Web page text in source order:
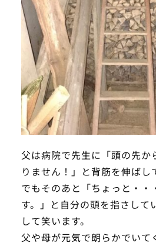
父は病院で先生に「頭の先か
りません！」と背筋を伸ばし
でもそのあと「ちょっと・・
す。」と自分の頭を指さして
して笑います。
父や母が元気で朗らかでいて